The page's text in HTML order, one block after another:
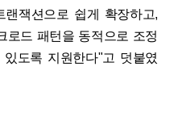
잭션으로 쉽게 확장하고,
로드 패턴을 동적으로 조정
도록 지원한다"고 덧붙였